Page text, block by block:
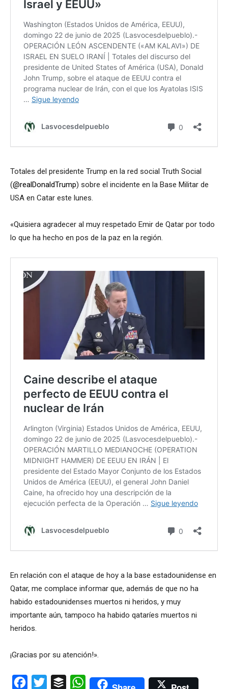
Totales del presidente Trump en la red social Truth Social
(@realDonaldTrump) sobre el incidente en la Base Militar de
USA en Catar este lunes.
«Quisiera agradecer al muy respetado Emir de Qatar por todo
lo que ha hecho en pos de la paz en la región.
En relación con el ataque de hoy a la base estadounidense en
Qatar, me complace informar que, además de que no ha
habido estadounidenses muertos ni heridos, y muy
importante aún, tampoco ha habido qataríes muertos ni
heridos.
¡Gracias por su atención!».
Facebook
Twitter Buffer WhatsApp